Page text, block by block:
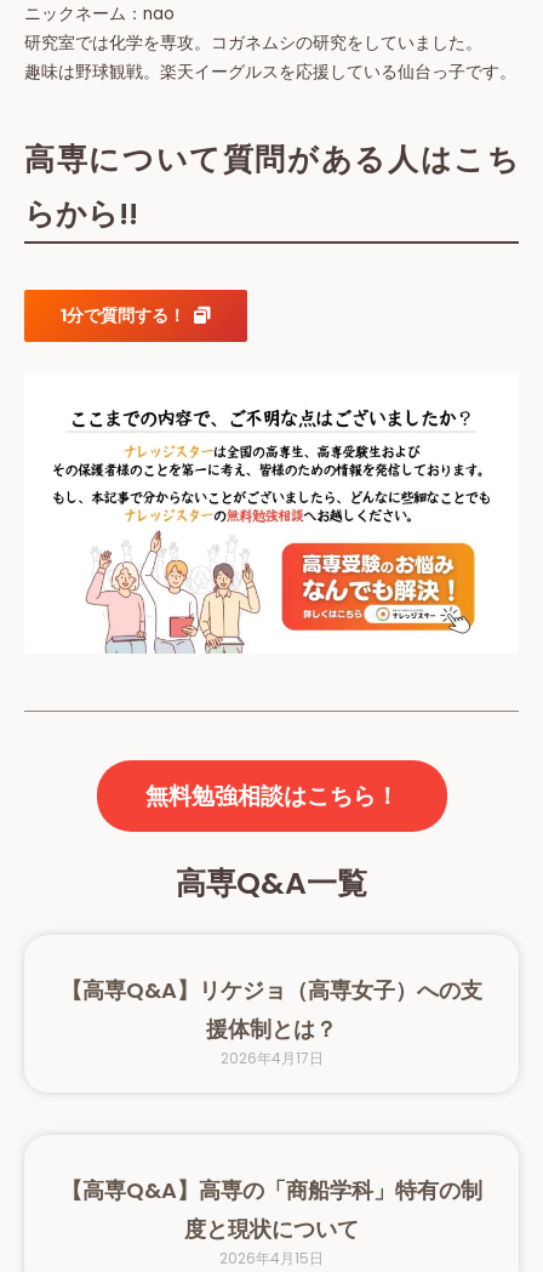
ニックネーム：nao
研究室では化学を専攻。コガネムシの研究をしていました。
趣味は野球観戦。楽天イーグルスを応援している仙台っ子です。
高専について質問がある人はこち
らから!!
1分で質問する！
無料勉強相談はこちら！
高専Q&A一覧
【高専Q&A】リケジョ（高専女子）への支
援体制とは？
2026年4月17日
【高専Q&A】高専の「商船学科」特有の制
度と現状について
2026年4月15日